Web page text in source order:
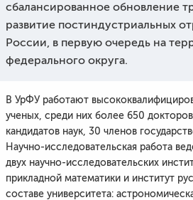
сбалансированное обновление
развитие постиндустриальных
России, в первую очередь на
федерального округа.
В УрФУ работают
ученых, среди них более 650
кандидатов наук, 30 членов
Научно-исследовательская работа
двух научно-исследовательских
прикладной математики и институт
составе университета: